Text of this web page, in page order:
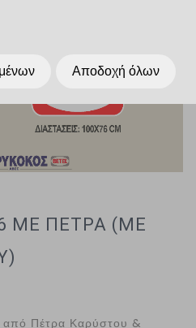
ΜΕ ΠΕΤΡΑ (ΜΕ
Πέτρα Καρύστου &
Αποδοχή όλων